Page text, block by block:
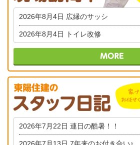
2026年8月4日 広縁のサッシ
2026年8月4日 トイレ改修
2026年7月22日 連日の酷暑！！